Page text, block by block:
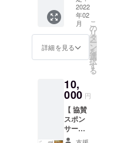
了解願
いま
す。
ホーム
ページ
でご確
認願い
ま
※交通費
別途ご
負担い
ただき
ます。
・キャ
ンパス
バック
は会場
でお渡
ししま
す。発
送付い
たしま
感染症
対策の
ため、
マスク
名を掲
載＋会
場での
お礼の
アナウ
ンス ・
ラブの
活動に
ご支援
をいた
だける
個人・
企業・
2022
年02
月
詳細を見る
こ
の
リ
タ
ー
ン
を
選
択
す
る
10,
000 円
【 協賛
スポン
サー向
け B